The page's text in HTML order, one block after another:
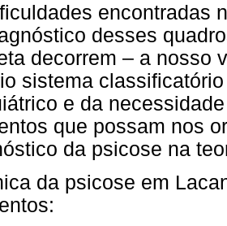
encontradas
desses
decorrem – a nosso
sistema
e da
que possam nos
da psicose na
da psicose em